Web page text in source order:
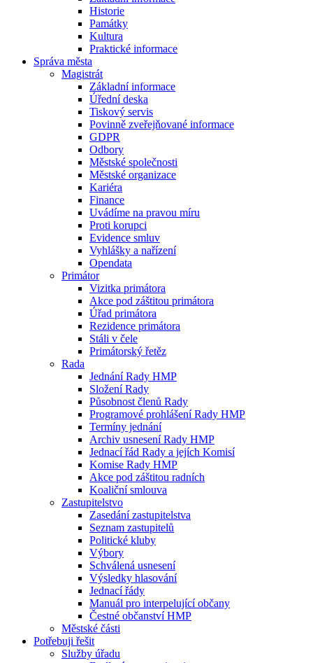
Historie
Památky
Kultura
Praktické informace
Správa města
Magistrát
Základní informace
Úřední deska
Tiskový servis
Povinně zveřejňované informace
GDPR
Odbory
Městské společnosti
Městské organizace
Kariéra
Finance
Uvádíme na pravou míru
Proti korupci
Evidence smluv
Vyhlášky a nařízení
Opendata
Primátor
Vizitka primátora
Akce pod záštitou primátora
Úřad primátora
Rezidence primátora
Stáli v čele
Primátorský řetěz
Rada
Jednání Rady HMP
Složení Rady
Působnost členů Rady
Programové prohlášení Rady HMP
Termíny jednání
Archiv usnesení Rady HMP
Jednací řád Rady a jejích Komisí
Komise Rady HMP
Akce pod záštitou radních
Koaliční smlouva
Zastupitelstvo
Zasedání zastupitelstva
Seznam zastupitelů
Politické kluby
Výbory
Schválená usnesení
Výsledky hlasování
Jednací řády
Manuál pro interpelující občany
Čestné občanství HMP
Městské části
Potřebuji řešit
Služby úřadu